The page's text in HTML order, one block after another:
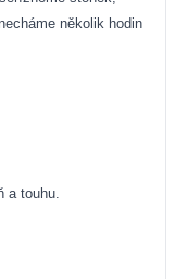
několik hodin
a touhu.